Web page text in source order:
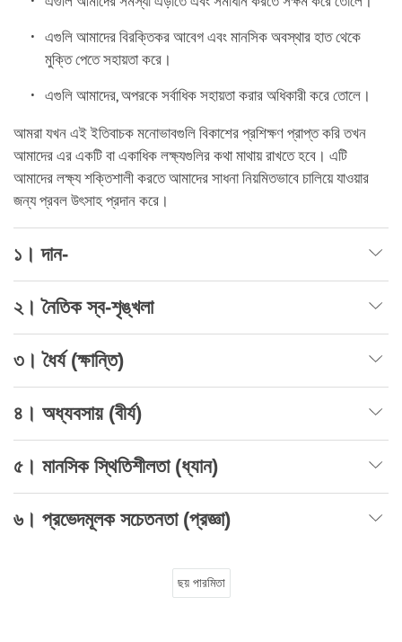
এগুলি আমাদের বিরক্তিকর আবেগ এবং মানসিক অবস্থার হাত থেকে
মুক্তি পেতে সহায়তা করে।
এগুলি আমাদের, অপরকে সর্বাধিক সহায়তা করার অধিকারী করে তোলে।
আমরা যখন এই ইতিবাচক মনোভাবগুলি বিকাশের প্রশিক্ষণ প্রাপ্ত করি তখন
আমাদের এর একটি বা একাধিক লক্ষ্যগুলির কথা মাথায় রাখতে হবে। এটি
আমাদের লক্ষ্য শক্তিশালী করতে আমাদের সাধনা নিয়মিতভাবে চালিয়ে যাওয়ার
জন্য প্রবল উৎসাহ প্রদান করে।
১। দান-
২। নৈতিক স্ব-শৃঙ্খলা
৩। ধৈর্য (ক্ষান্তি)
৪। অধ্যবসায় (বীর্য)
৫। মানসিক স্থিতিশীলতা (ধ্যান)
৬। প্রভেদমূলক সচেতনতা (প্রজ্ঞা)
ছয় পারমিতা